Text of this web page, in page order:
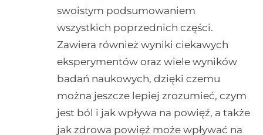
swoistym podsumowaniem
wszystkich poprzednich części.
Zawiera również wyniki ciekawych
eksperymentów oraz wiele wyników
badań naukowych, dzięki czemu
można jeszcze lepiej zrozumieć, czym
jest ból i jak wpływa na powięź, a także
jak zdrowa powięź może wpływać na